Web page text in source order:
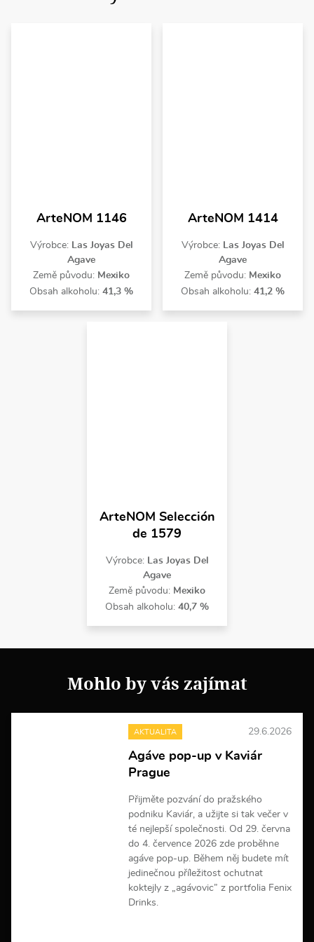
ArteNOM 1146
Výrobce: Las Joyas Del
Agave
Země původu: Mexiko
Obsah alkoholu: 41,3 %
ArteNOM 1414
Výrobce: Las Joyas Del
Agave
Země původu: Mexiko
Obsah alkoholu: 41,2 %
ArteNOM Selección
de 1579
Výrobce: Las Joyas Del
Agave
Země původu: Mexiko
Obsah alkoholu: 40,7 %
Mohlo by vás zajímat
AKTUALITA 29.6.2026
Agáve pop-up v Kaviár
Prague
Přijměte pozvání do pražského
podniku Kaviár, a užijte si tak večer v
té nejlepší společnosti. Od 29. června
do 4. července 2026 zde proběhne
agáve pop-up. Během něj budete mít
jedinečnou příležitost ochutnat
koktejly z „agávovic” z portfolia Fenix
Drinks.